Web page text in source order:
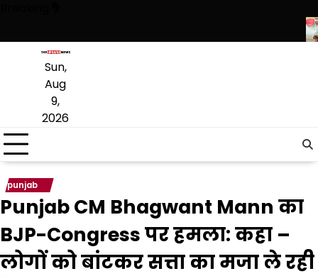
content
Sun,
Aug
9,
2026
punjab
Punjab CM Bhagwant Mann का
BJP-Congress पर हमला: कहा –
लोगों को बांटकर सत्ता का मजा ले रही